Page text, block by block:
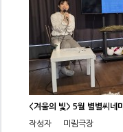
<겨울의 빛> 5월 별별씨네
작성자
미림극장